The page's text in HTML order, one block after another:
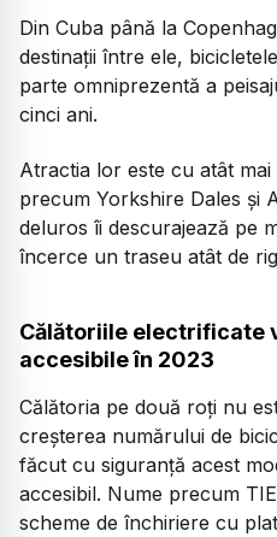
Din Cuba până la
destinații între ele,
parte omniprezentă a
cinci ani.
Atractia lor este cu atât
precum Yorkshire Dales și
deluros îi descurajează pe
încerce un traseu atât de
Călătoriile electrificate
accesibile în 2023
Călătoria pe două roți nu
creșterea numărului de
făcut cu siguranță acest
accesibil. Nume precum
scheme de închiriere cu